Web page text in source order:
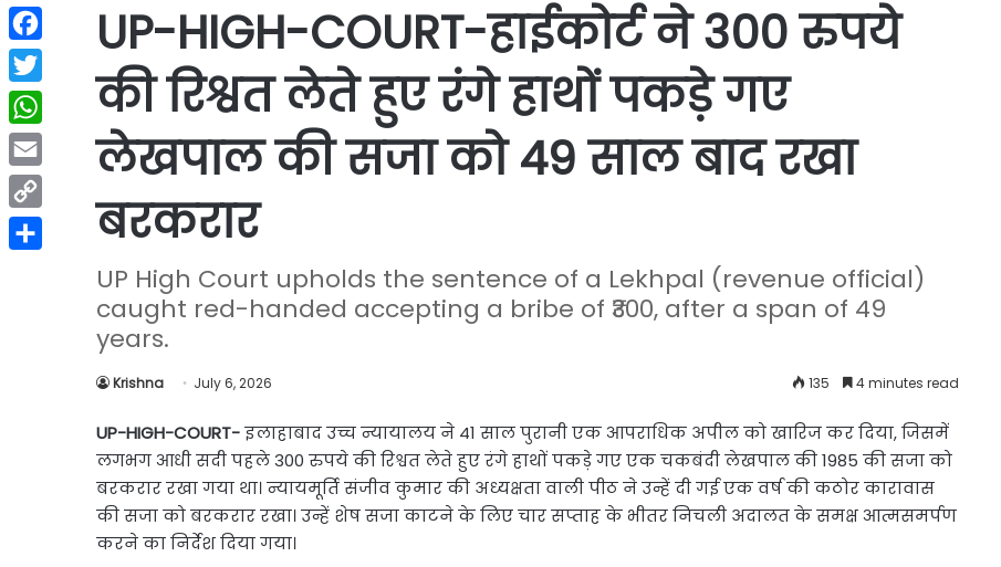
UP-HIGH-COURT-हाईकोर्ट ने 300 रुपये
की रिश्वत लेते हुए रंगे हाथों पकड़े गए
लेखपाल की सजा को 49 साल बाद रखा
बरकरार
UP High Court upholds the sentence of a Lekhpal (revenue official)
caught red-handed accepting a bribe of ₹300, after a span of 49
years.
Krishna July 6, 2026 135 4 minutes read
UP-HIGH-COURT-इलाहाबाद उच्च न्यायालय ने 41 साल पुरानी एक आपराधिक अपील को खारिज कर दिया, जिसमें
लगभग आधी सदी पहले 300 रुपये की रिश्वत लेते हुए रंगे हाथों पकड़े गए एक चकबंदी लेखपाल की 1985 की सजा को
बरकरार रखा गया था। न्यायमूर्ति संजीव कुमार की अध्यक्षता वाली पीठ ने उन्हें दी गई एक वर्ष की कठोर कारावास
की सजा को बरकरार रखा। उन्हें शेष सजा काटने के लिए चार सप्ताह के भीतर निचली अदालत के समक्ष आत्मसमर्पण
करने का निर्देश दिया गया।
Facebook
Twitter
WhatsApp
Email
Copy
Link